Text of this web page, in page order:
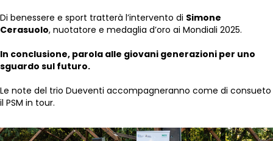
Di benessere e sport tratterà l’intervento di Simone
Cerasuolo, nuotatore e medaglia d’oro ai Mondiali 2025.
In conclusione, parola alle giovani generazioni per uno
sguardo sul futuro.
Le note del trio Dueventi accompagneranno come di consueto
il PSM in tour.